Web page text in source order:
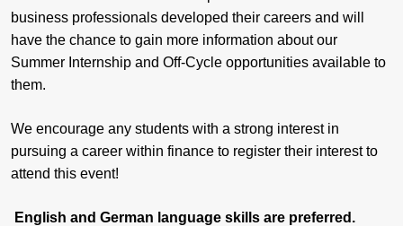
business professionals developed their careers and will
have the chance to gain more information about our
Summer Internship and Off-Cycle opportunities available to
them.
We encourage any students with a strong interest in
pursuing a career within finance to register their interest to
attend this event!
English and German language skills are preferred.